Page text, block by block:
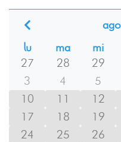
lu
ma mi
27
28 29
3
4 5
10
11 12
17
18 19
24
25 26